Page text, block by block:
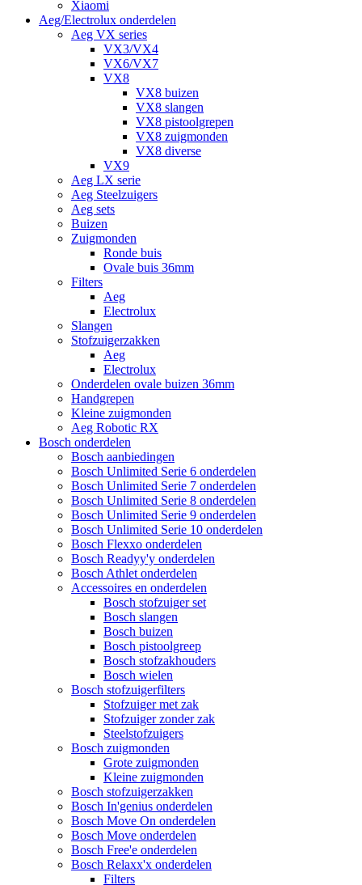
Xiaomi
Aeg/Electrolux onderdelen
Aeg VX series
VX3/VX4
VX6/VX7
VX8
VX8 buizen
VX8 slangen
VX8 pistoolgrepen
VX8 zuigmonden
VX8 diverse
VX9
Aeg LX serie
Aeg Steelzuigers
Aeg sets
Buizen
Zuigmonden
Ronde buis
Ovale buis 36mm
Filters
Aeg
Electrolux
Slangen
Stofzuigerzakken
Aeg
Electrolux
Onderdelen ovale buizen 36mm
Handgrepen
Kleine zuigmonden
Aeg Robotic RX
Bosch onderdelen
Bosch aanbiedingen
Bosch Unlimited Serie 6 onderdelen
Bosch Unlimited Serie 7 onderdelen
Bosch Unlimited Serie 8 onderdelen
Bosch Unlimited Serie 9 onderdelen
Bosch Unlimited Serie 10 onderdelen
Bosch Flexxo onderdelen
Bosch Readyy'y onderdelen
Bosch Athlet onderdelen
Accessoires en onderdelen
Bosch stofzuiger set
Bosch slangen
Bosch buizen
Bosch pistoolgreep
Bosch stofzakhouders
Bosch wielen
Bosch stofzuigerfilters
Stofzuiger met zak
Stofzuiger zonder zak
Steelstofzuigers
Bosch zuigmonden
Grote zuigmonden
Kleine zuigmonden
Bosch stofzuigerzakken
Bosch In'genius onderdelen
Bosch Move On onderdelen
Bosch Move onderdelen
Bosch Free'e onderdelen
Bosch Relaxx'x onderdelen
Filters